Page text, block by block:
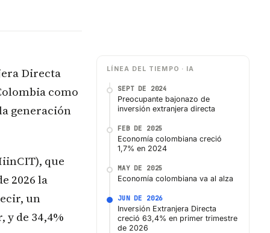
Directa
como
generación
que
2026 la
un
de 34,4%
LÍNEA DEL TIEMPO · IA
SEPT DE 2024
Preocupante bajonazo de
inversión extranjera directa
FEB DE 2025
Economía colombiana creció
1,7% en 2024
MAY DE 2025
Economía colombiana va al alza
JUN DE 2026
Inversión Extranjera Directa
creció 63,4% en primer trimestre
de 2026